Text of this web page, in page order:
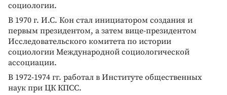
социологии.
В 1970 г. И.С. Кон стал инициатором создания и
первым президентом, а затем вице-президентом
Исследовательского комитета по истории
социологии Международной социологической
ассоциации.
В 1972-1974 гг. работал в Институте общественных
наук при ЦК КПСС.